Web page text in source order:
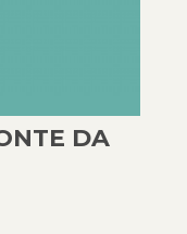
DA